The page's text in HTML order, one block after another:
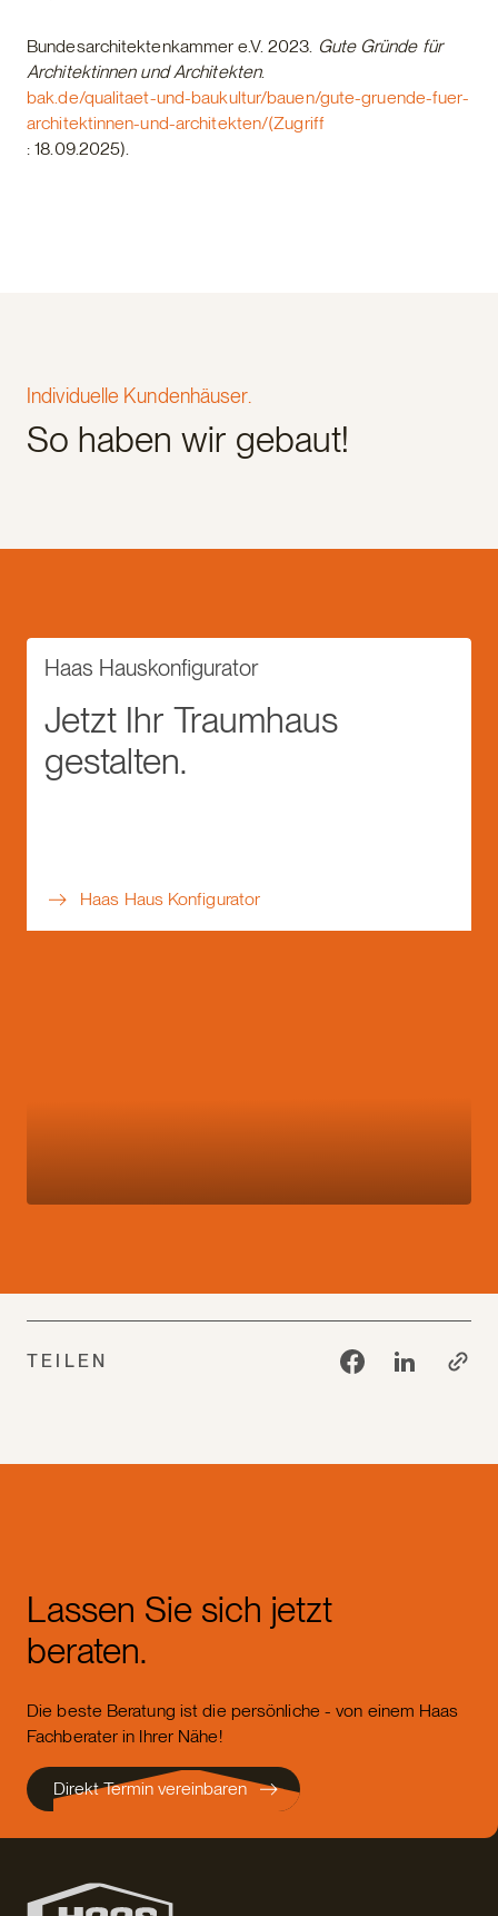
Bundesarchitektenkammer e.V. 2023. Gute Gründe für
Architektinnen und Architekten.
bak.de/qualitaet-und-baukultur/bauen/gute-gruende-fuer-
architektinnen-und-architekten/(Zugriff
: 18.09.2025).
Individuelle Kundenhäuser.
So haben wir gebaut!
Haas Hauskonfigurator
Jetzt Ihr Traumhaus
gestalten.
Haas Haus Konfigurator
TEILEN
Lassen Sie sich jetzt
beraten.
Die beste Beratung ist die persönliche - von einem Haas
Fachberater in Ihrer Nähe!
Direkt Termin vereinbaren